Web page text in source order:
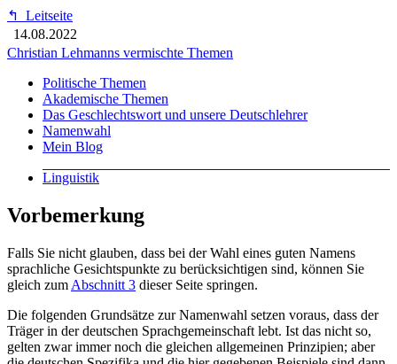
↰
Leitseite
14.08.2022
Christian Lehmanns vermischte Themen
Politische Themen
Akademische Themen
Das Geschlechtswort und unsere Deutschlehrer
Namenwahl
Mein Blog
Linguistik
Vorbemerkung
Falls Sie nicht glauben, dass bei der Wahl eines guten Namens
sprachliche Gesichtspunkte zu berücksichtigen sind, können Sie
gleich zum Abschnitt 3 dieser Seite springen.
Die folgenden Grundsätze zur Namenwahl setzen voraus, dass der
Träger in der deutschen Sprachgemeinschaft lebt. Ist das nicht so,
gelten zwar immer noch die gleichen allgemeinen Prinzipien; aber